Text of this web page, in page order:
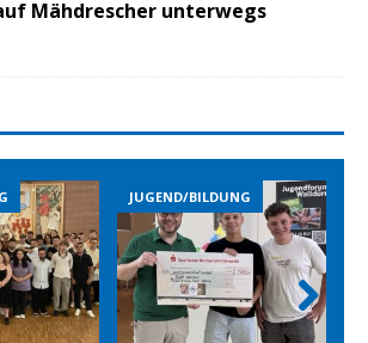
Mähdrescher unterwegs
JUGEND/BILDUNG
Nex